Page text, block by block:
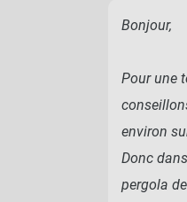
Bonjour,
Pour une
environ
Donc
pergola